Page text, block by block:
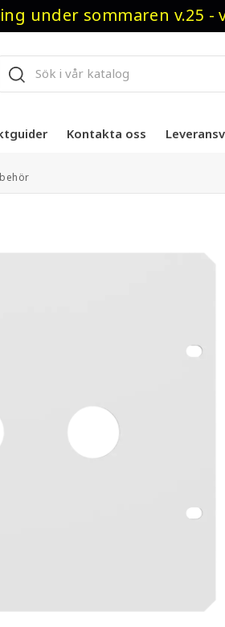
under sommaren v.25
Kontakta oss